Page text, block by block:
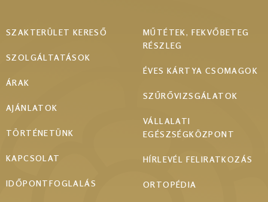
Footer
SZAKTERÜLET KERESŐ
SZOLGÁLTATÁSOK
ÁRAK
AJÁNLATOK
TÖRTÉNETÜNK
KAPCSOLAT
IDŐPONTFOGLALÁS
MŰTÉTEK, FEKVŐBETEG
RÉSZLEG
ÉVES KÁRTYA CSOMAGOK
SZŰRŐVIZSGÁLATOK
VÁLLALATI
EGÉSZSÉGKÖZPONT
HÍRLEVÉL FELIRATKOZÁS
ORTOPÉDIA